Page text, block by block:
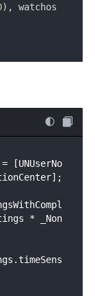
), watchos
[UNUserNo
* _Non